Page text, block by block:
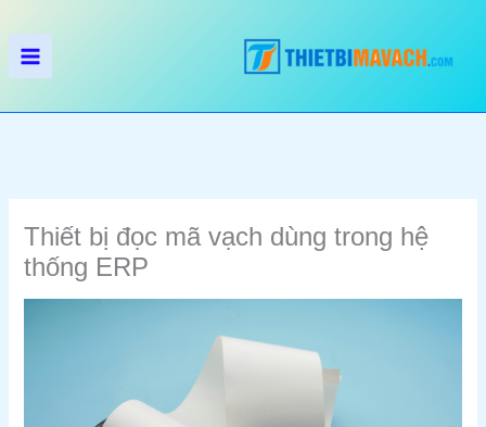
tới
nội
Thiết bị đọc mã vạch dùng trong hệ
thống ERP